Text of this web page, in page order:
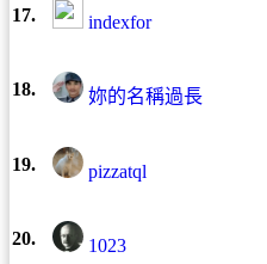
17. indexfor
18. 妳的名稱過長
19. pizzatql
20. 1023